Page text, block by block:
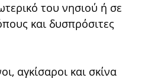
του νησιού ή σε
και δυσπρόσιτες
αγκίσαροι και σκίνα